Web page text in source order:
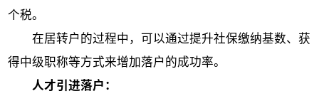
个税。
在居转户的过程中，可以通过提升社保缴纳基数、获
得中级职称等方式来增加落户的成功率。
人才引进落户：